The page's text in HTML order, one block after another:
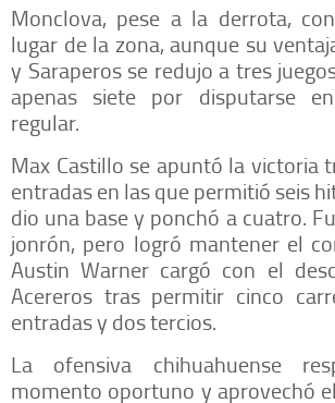
Monclova, pese a la derrota,
lugar de la zona, aunque su
y Saraperos se redujo a tres
apenas siete por disputarse
regular.
Max Castillo se apuntó la victoria
entradas en las que permitió seis
dio una base y ponchó a cuatro.
jonrón, pero logró mantener el
Austin Warner cargó con el
Acereros tras permitir cinco
entradas y dos tercios.
La ofensiva chihuahuense
momento oportuno y aprovechó